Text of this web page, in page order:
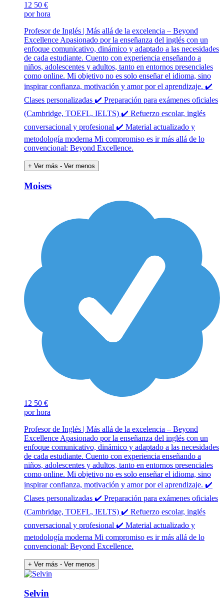
12 50 €
por hora
Profesor de Inglés | Más allá de la excelencia – Beyond
Excellence Apasionado por la enseñanza del inglés con un
enfoque comunicativo, dinámico y adaptado a las necesidades
de cada estudiante. Cuento con experiencia enseñando a
niños, adolescentes y adultos, tanto en entornos presenciales
como online. Mi objetivo no es solo enseñar el idioma, sino
inspirar confianza, motivación y amor por el aprendizaje. ✔️
Clases personalizadas ✔️ Preparación para exámenes oficiales
(Cambridge, TOEFL, IELTS) ✔️ Refuerzo escolar, inglés
conversacional y profesional ✔️ Material actualizado y
metodología moderna Mi compromiso es ir más allá de lo
convencional: Beyond Excellence.
+ Ver más - Ver menos
Moises
12 50 €
por hora
Profesor de Inglés | Más allá de la excelencia – Beyond
Excellence Apasionado por la enseñanza del inglés con un
enfoque comunicativo, dinámico y adaptado a las necesidades
de cada estudiante. Cuento con experiencia enseñando a
niños, adolescentes y adultos, tanto en entornos presenciales
como online. Mi objetivo no es solo enseñar el idioma, sino
inspirar confianza, motivación y amor por el aprendizaje. ✔️
Clases personalizadas ✔️ Preparación para exámenes oficiales
(Cambridge, TOEFL, IELTS) ✔️ Refuerzo escolar, inglés
conversacional y profesional ✔️ Material actualizado y
metodología moderna Mi compromiso es ir más allá de lo
convencional: Beyond Excellence.
+ Ver más - Ver menos
Selvin